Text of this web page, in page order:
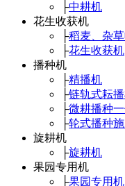
├中耕机
花生收获机
├稻麦、杂
├花生收获机
播种机
├精播机
├链轨式耘
├微耕播种
├轮式播种
旋耕机
├旋耕机
果园专用机
├果园专用机